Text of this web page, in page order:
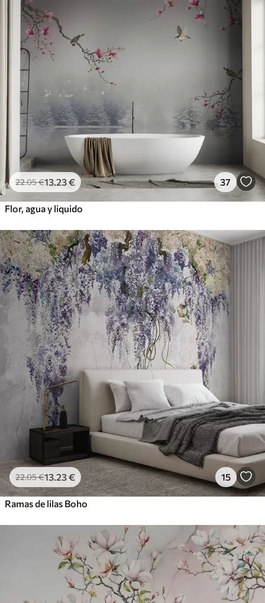
22.05€13 .23€ 37
Flor, agua y liquido
22.05€13 .23€ 15
Ramas de lilas Boho